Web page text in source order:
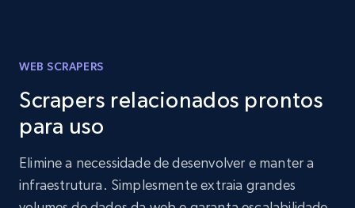
WEB SCRAPERS
Scrapers relacionados prontos
para uso
Elimine a necessidade de desenvolver e manter a
infraestrutura. Simplesmente extraia grandes